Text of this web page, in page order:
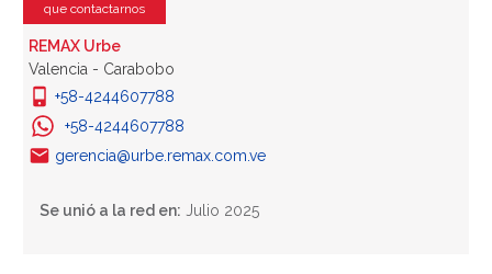
que contactarnos
REMAX Urbe
Valencia - Carabobo
+58-4244607788
+58-4244607788
gerencia@urbe.remax.com.ve
Se unió a la red en: Julio 2025